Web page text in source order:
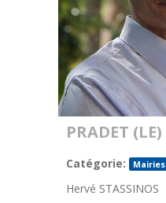
PRADET (LE)
Catégorie: Mairies
Hervé STASSINOS